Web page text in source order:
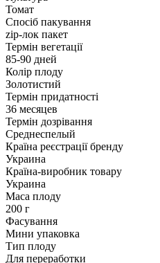
Томат
Спосіб пакування
zip-лок пакет
Термін вегетації
85-90 дней
Колір плоду
Золотистий
Термін придатності
36 месяцев
Термін дозрівання
Среднеспелый
Країна реєстрації бренду
Украина
Країна-виробник товару
Украина
Маса плоду
200 г
Фасування
Мини упаковка
Тип плоду
Для переработки